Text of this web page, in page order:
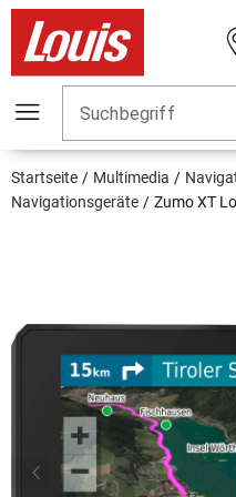
Suchbegriff
Startseite Multimedia
Navigationsgeräte
Zumo XT